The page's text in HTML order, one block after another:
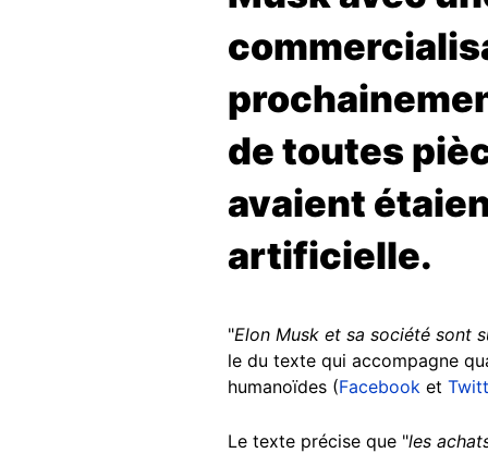
de toutes
avaient
artificielle.
"Elon Musk et sa société sont
le du texte qui accompagne
humanoïdes (Facebook et
Le texte précise que "les